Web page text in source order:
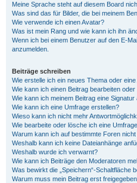
Meine Sprache steht auf diesem Board
Was sind das für Bilder, die bei meinem
Wie verwende ich einen Avatar?
Was ist mein Rang und wie kann ich ihn
Wenn ich bei einem Benutzer auf den E-
anzumelden.
Beiträge schreiben
Wie erstelle ich ein neues Thema oder eine
Wie kann ich einen Beitrag bearbeiten
Wie kann ich meinem Beitrag eine Signatur
Wie kann ich eine Umfrage erstellen?
Wieso kann ich nicht mehr
Wie bearbeite oder lösche ich eine
Warum kann ich auf bestimmte Foren
Weshalb kann ich keine Dateianhänge
Weshalb wurde ich verwarnt?
Wie kann ich Beiträge den Moderatoren
Was bewirkt die „Speichern“-Schaltfläche
Warum muss mein Beitrag erst